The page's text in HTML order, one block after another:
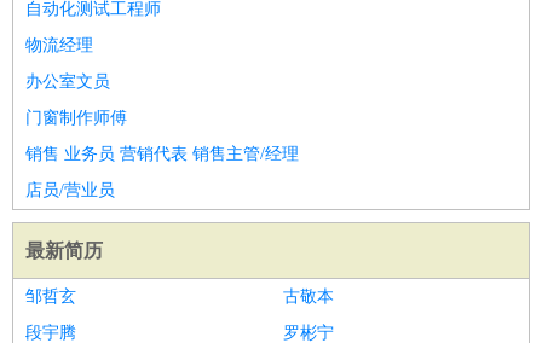
自动化测试工程师
物流经理
办公室文员
门窗制作师傅
销售 业务员 营销代表 销售主管/经理
店员/营业员
最新简历
邹哲玄
古敬本
段宇腾
罗彬宁